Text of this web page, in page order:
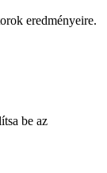
eredményeire.
be az